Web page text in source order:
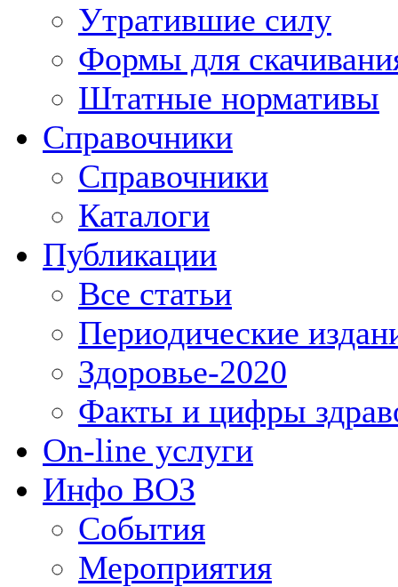
Утратившие силу
Формы для
Штатные нормативы
Справочники
Справочники
Каталоги
Публикации
Все статьи
Периодические
Здоровье-2020
Факты и цифры
On-line услуги
Инфо ВОЗ
События
Мероприятия